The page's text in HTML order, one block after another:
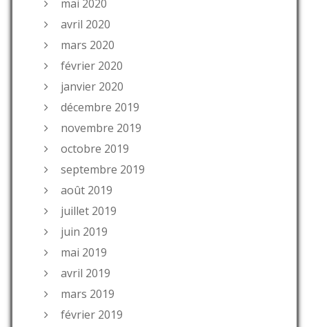
mai 2020
avril 2020
mars 2020
février 2020
janvier 2020
décembre 2019
novembre 2019
octobre 2019
septembre 2019
août 2019
juillet 2019
juin 2019
mai 2019
avril 2019
mars 2019
février 2019